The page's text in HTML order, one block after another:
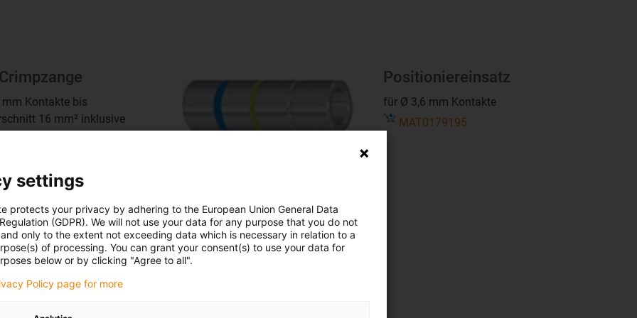
Kontakte bis
16 mm² inklusive
Positioniereinsatz
für Ø 3,6 mm Kontakte
MAT0179195
Crimpzange
und Ø 2,0 mm Kontakte
settings
protects your privacy by adhering to the European Union General Data
(GDPR). We will not use your data for any purpose that you do not
only to the extent not exceeding data which is necessary in relation to a
of processing. You can grant your consent(s) to use your data for
below or by clicking "Agree to all".
Policy page for more